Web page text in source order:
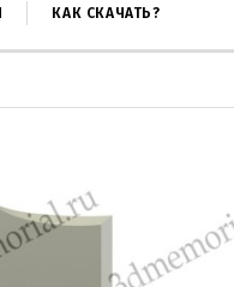
КАК СКАЧАТЬ?